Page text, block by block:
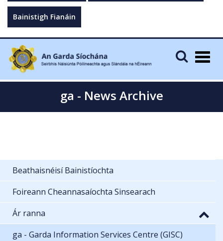
Bainistigh Fianáin
ga - News Archive
Beathaisnéisí Bainistíochta
Foireann Cheannasaíochta Sinsearach
Ár ranna
ga - Garda Information Services Centre (GISC)